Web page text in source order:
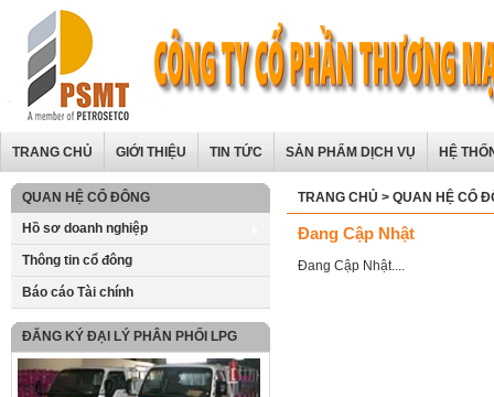
TRANG CHỦ GIỚI THIỆU TIN TỨC SẢN PHẨM DỊCH VỤ HỆ
QUAN HỆ CỔ ĐÔNG
Hồ sơ doanh nghiệp
Thông tin cổ đông
Báo cáo Tài chính
ĐĂNG KÝ ĐẠI LÝ PHÂN PHỐI LPG
TRANG CHỦ > QUAN HỆ CỔ
Đang Cập Nhật
Đang Cập Nhật....